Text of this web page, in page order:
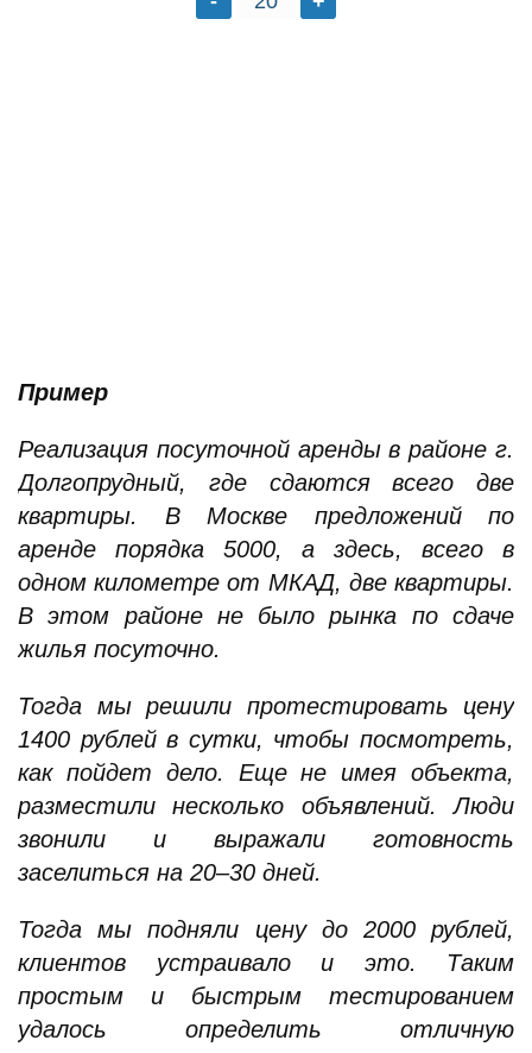
Пример
Реализация посуточной аренды в районе г.
Долгопрудный, где сдаются всего две
квартиры. В Москве предложений по
аренде порядка 5000, а здесь, всего в
одном километре от МКАД, две квартиры.
В этом районе не было рынка по сдаче
жилья посуточно.
Тогда мы решили протестировать цену
1400 рублей в сутки, чтобы посмотреть,
как пойдет дело. Еще не имея объекта,
разместили несколько объявлений. Люди
звонили и выражали готовность
заселиться на 20–30 дней.
Тогда мы подняли цену до 2000 рублей,
клиентов устраивало и это. Таким
простым и быстрым тестированием
удалось определить отличную